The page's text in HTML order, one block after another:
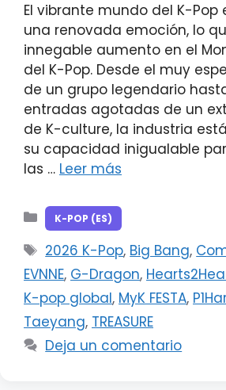
El vibrante mundo del K-Pop
una renovada emoción, lo
innegable aumento en el
del K-Pop. Desde el muy
de un grupo legendario
entradas agotadas de un
de K-culture, la industria
su capacidad inigualable
las … Leer más
Categorías
K-POP (ES)
Etiquetas
2026 K-Pop, Big Bang,
EVNNE, G-Dragon,
K-pop global, MyK FESTA,
Taeyang, TREASURE
Deja un comentario